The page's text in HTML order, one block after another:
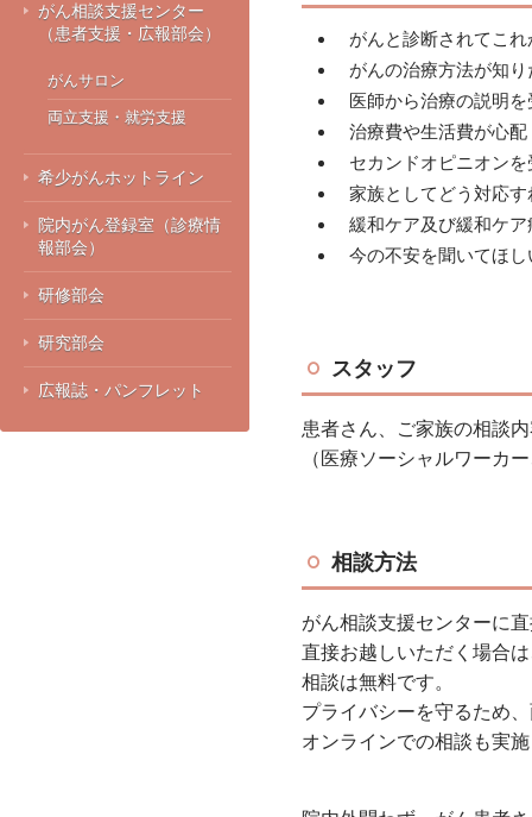
がん相談支援センター
（患者支援・広報部会）
がんサロン
両立支援・就労支援
希少がんホットライン
院内がん登録室（診療情
報部会）
研修部会
研究部会
広報誌・パンフレット
がんと診断されてこ
がんの治療方法が知り
医師から治療の説明
治療費や生活費が心配
セカンドオピニオン
家族としてどう対応
緩和ケア及び緩和ケ
今の不安を聞いてほし
スタッフ
患者さん、ご家族の相談
（医療ソーシャルワーカ
相談方法
がん相談支援センターに
直接お越しいただく場合
相談は無料です。
プライバシーを守るため
オンラインでの相談も実